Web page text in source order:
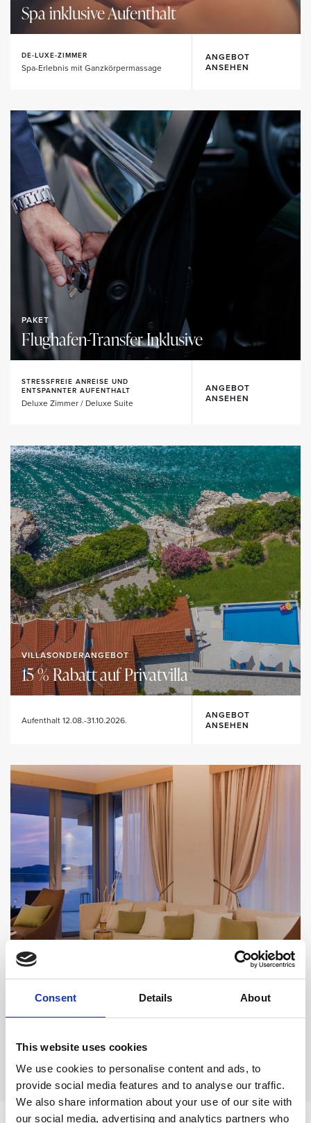
Consent Details About
This website uses cookies
We use cookies to personalise content and ads, to
provide social media features and to analyse our traffic.
We also share information about your use of our site with
our social media, advertising and analytics partners who
Spa inklusive Aufenthalt
DE-LUXE-ZIMMER
Spa-Erlebnis mit Ganzkörpermassage
ANGEBOT
ANSEHEN
PAKET
Flughafen-Transfer Inklusive
STRESSFREIE ANREISE UND
ENTSPANNTER AUFENTHALT
Deluxe Zimmer / Deluxe Suite
ANGEBOT
ANSEHEN
VILLASONDERANGEBOT
15 % Rabatt auf Privatvilla
Aufenthalt 12.08.-31.10.2026.
ANGEBOT
ANSEHEN
Resort 100 USD Kredit
Luxuriöser Aufenthalt mit